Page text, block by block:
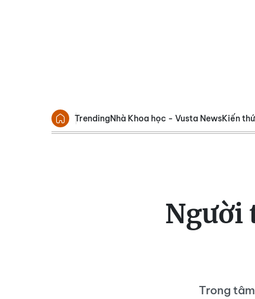
TrendingNhà Khoa học - Vusta NewsKiến
Người
Trong